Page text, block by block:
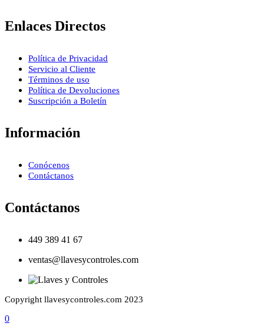
Enlaces Directos
Política de Privacidad
Servicio al Cliente
Términos de uso
Política de Devoluciones
Suscripción a Boletín
Información
Conócenos
Contáctanos
Contáctanos
449 389 41 67
ventas@llavesycontroles.com
Copyright llavesycontroles.com 2023
0